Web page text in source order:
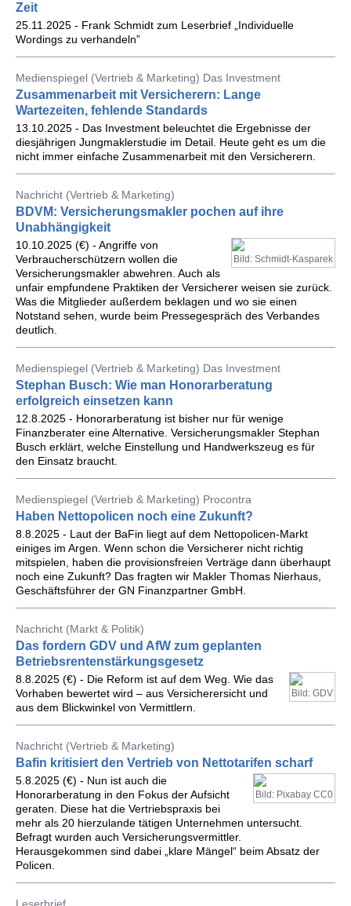
Zeit
25.11.2025 - Frank Schmidt zum Leserbrief „Individuelle
Wordings zu verhandeln”
Medienspiegel (Vertrieb & Marketing) Das Investment
Zusammenarbeit mit Versicherern: Lange
Wartezeiten, fehlende Standards
13.10.2025 - Das Investment beleuchtet die Ergebnisse der
diesjährigen Jungmaklerstudie im Detail. Heute geht es um die
nicht immer einfache Zusammenarbeit mit den Versicherern.
Nachricht (Vertrieb & Marketing)
BDVM: Versicherungsmakler pochen auf ihre
Unabhängigkeit
Bild: Schmidt-Kasparek
10.10.2025 (€) - Angriffe von
Verbraucherschützern wollen die
Versicherungsmakler abwehren. Auch als
unfair empfundene Praktiken der Versicherer weisen sie zurück.
Was die Mitglieder außerdem beklagen und wo sie einen
Notstand sehen, wurde beim Pressegespräch des Verbandes
deutlich.
Medienspiegel (Vertrieb & Marketing) Das Investment
Stephan Busch: Wie man Honorarberatung
erfolgreich einsetzen kann
12.8.2025 - Honorarberatung ist bisher nur für wenige
Finanzberater eine Alternative. Versicherungsmakler Stephan
Busch erklärt, welche Einstellung und Handwerkszeug es für
den Einsatz braucht.
Medienspiegel (Vertrieb & Marketing) Procontra
Haben Nettopolicen noch eine Zukunft?
8.8.2025 - Laut der BaFin liegt auf dem Nettopolicen-Markt
einiges im Argen. Wenn schon die Versicherer nicht richtig
mitspielen, haben die provisionsfreien Verträge dann überhaupt
noch eine Zukunft? Das fragten wir Makler Thomas Nierhaus,
Geschäftsführer der GN Finanzpartner GmbH.
Nachricht (Markt & Politik)
Das fordern GDV und AfW zum geplanten
Betriebsrentenstärkungsgesetz
Bild: GDV
8.8.2025 (€) - Die Reform ist auf dem Weg. Wie das
Vorhaben bewertet wird – aus Versicherersicht und
aus dem Blickwinkel von Vermittlern.
Nachricht (Vertrieb & Marketing)
Bafin kritisiert den Vertrieb von Nettotarifen scharf
Bild: Pixabay CC0
5.8.2025 (€) - Nun ist auch die
Honorarberatung in den Fokus der Aufsicht
geraten. Diese hat die Vertriebspraxis bei
mehr als 20 hierzulande tätigen Unternehmen untersucht.
Befragt wurden auch Versicherungsvermittler.
Herausgekommen sind dabei „klare Mängel“ beim Absatz der
Policen.